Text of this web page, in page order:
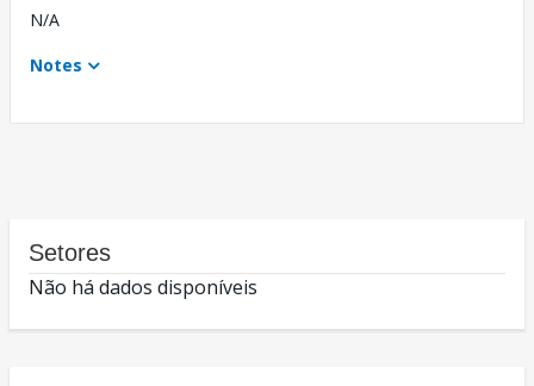
N/A
Notes
Setores
Não há dados disponíveis